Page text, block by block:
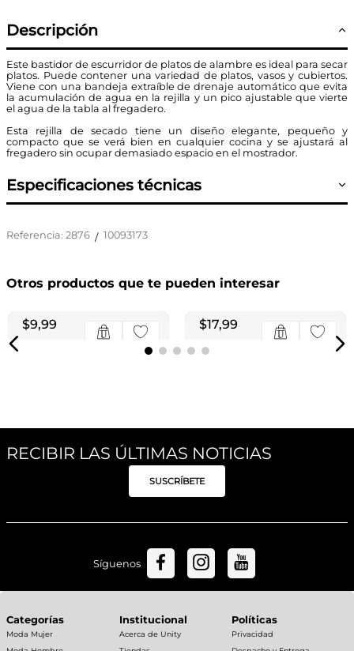
Descripción
Este bastidor de escurridor de platos de alambre es ideal para secar
platos. Puede contener una variedad de platos, vasos y cubiertos.
Viene con una bandeja extraíble de drenaje automático que evita
la acumulación de agua en la rejilla y un pico ajustable que vierte
el agua de la tabla al fregadero.
Esta rejilla de secado tiene un diseño elegante, pequeño y
compacto que se verá bien en cualquier cocina y se ajustará al
fregadero sin ocupar demasiado espacio en el mostrador.
Especificaciones técnicas
Referencia: 2876 / 10093173
Otros productos que te pueden interesar
$9,99
Platos 3Pzs Gris
$